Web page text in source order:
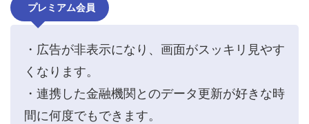
プレミアム会員
・広告が非表示になり、画面がスッキリ見やす
くなります。
・連携した金融機関とのデータ更新が好きな時
間に何度でもできます。